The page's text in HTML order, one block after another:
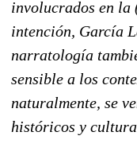
involucrados en la
intención, García
narratología
sensible a los
naturalmente, se
históricos y